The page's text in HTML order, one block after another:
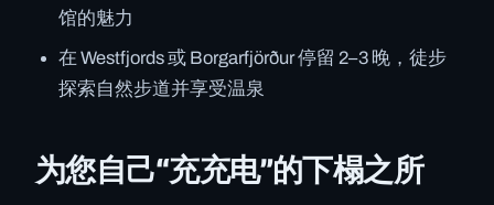
馆的魅力
在 Westfjords 或 Borgarfjörður 停留 2–3 晚，徒步
探索自然步道并享受温泉
为您自己“充充电”的下榻之所